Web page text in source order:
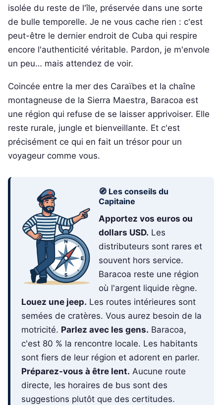
isolée du reste de l'île, préservée dans une sorte
de bulle temporelle. Je ne vous cache rien : c'est
peut-être le dernier endroit de Cuba qui respire
encore l'authenticité véritable. Pardon, je m'envole
un peu… mais attendez de voir.
Coincée entre la mer des Caraïbes et la chaîne
montagneuse de la Sierra Maestra, Baracoa est
une région qui refuse de se laisser apprivoiser. Elle
reste rurale, jungle et bienveillante. Et c'est
précisément ce qui en fait un trésor pour un
voyageur comme vous.
🧭 Les conseils du
Capitaine
Apportez vos euros ou
dollars USD. Les
distributeurs sont rares et
souvent hors service.
Baracoa reste une région
où l'argent liquide règne.
Louez une jeep. Les routes intérieures sont
semées de cratères. Vous aurez besoin de la
motricité. Parlez avec les gens. Baracoa,
c'est 80 % la rencontre locale. Les habitants
sont fiers de leur région et adorent en parler.
Préparez-vous à être lent. Aucune route
directe, les horaires de bus sont des
suggestions plutôt que des certitudes.